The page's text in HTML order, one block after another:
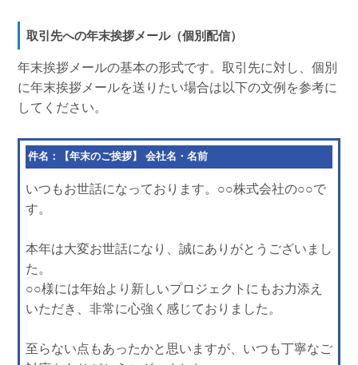
取引先への年末挨拶メール（個別配信）
年末挨拶メールの基本の形式です。取引先に対し、個別
に年末挨拶メールを送りたい場合は以下の文例を参考に
してください。
件名：【年末のご挨拶】 会社名・名前
いつもお世話になっております。○○株式会社の○○で
す。
本年は大変お世話になり、誠にありがとうございまし
た。
○○様には年始より新しいプロジェクトにもお力添え
いただき、非常に心強く感じておりました。
至らない点もあったかと思いますが、いつも丁寧なご